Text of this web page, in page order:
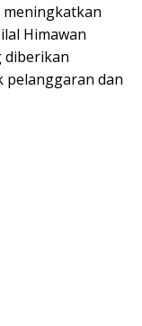
Himawan
diberikan
pelanggaran dan